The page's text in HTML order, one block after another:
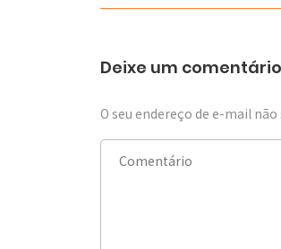
Deixe um comentário
O seu endereço de e-mail